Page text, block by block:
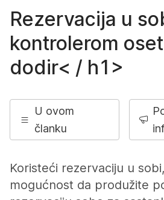
Rezervacija u
kontrolerom
dodir< / h1>
U ovom
članku
Koristeći rezervaciju u
mogućnost da produžite